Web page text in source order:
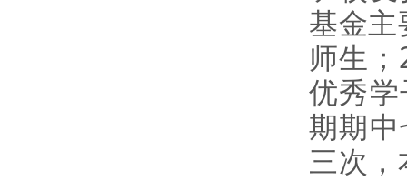
基金
师生
优秀
期期
三次